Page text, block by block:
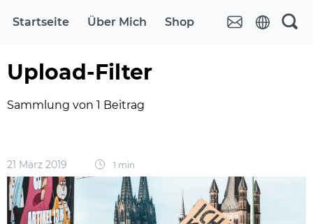
Startseite Über Mich Shop
Upload-Filter
Sammlung von 1 Beitrag
21 März 2019 1 min